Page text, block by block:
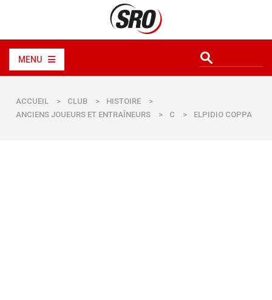
MENU
ACCUEIL > CLUB > HISTOIRE
>
ANCIENS JOUEURS ET ENTRAÎNEURS
> C > ELPIDIO COPPA